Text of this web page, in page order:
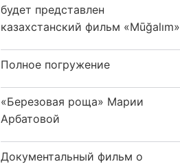
будет представлен
казахстанский фильм «Mūğalım»
Полное погружение
«Березовая роща» Марии
Арбатовой
Документальный фильм о